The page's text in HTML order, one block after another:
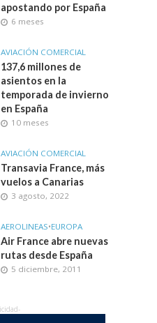
apostando por España
6 meses
AVIACIÓN COMERCIAL
137,6 millones de
asientos en la
temporada de invierno
en España
10 meses
AVIACIÓN COMERCIAL
Transavia France, más
vuelos a Canarias
3 agosto, 2022
AEROLINEAS•EUROPA
Air France abre nuevas
rutas desde España
5 diciembre, 2011